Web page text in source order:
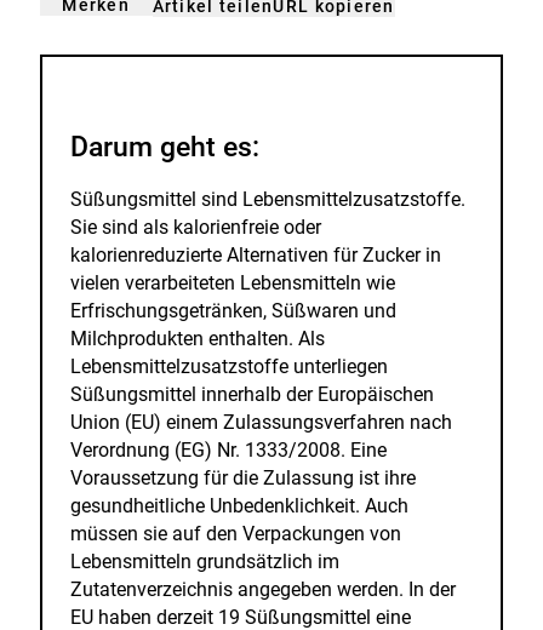
Merkengemerkt
der
hinzufügen.
Artikel teilenURL kopieren
Darum geht es:
Süßungsmittel sind Lebensmittelzusatzstoffe.
Sie sind als kalorienfreie oder
kalorienreduzierte Alternativen für Zucker in
vielen verarbeiteten Lebensmitteln wie
Erfrischungsgetränken, Süßwaren und
Milchprodukten enthalten. Als
Lebensmittelzusatzstoffe unterliegen
Süßungsmittel innerhalb der Europäischen
Union (EU) einem Zulassungsverfahren nach
Verordnung (EG) Nr. 1333/2008. Eine
Voraussetzung für die Zulassung ist ihre
gesundheitliche Unbedenklichkeit. Auch
müssen sie auf den Verpackungen von
Lebensmitteln grundsätzlich im
Zutatenverzeichnis angegeben werden. In der
EU haben derzeit 19 Süßungsmittel eine